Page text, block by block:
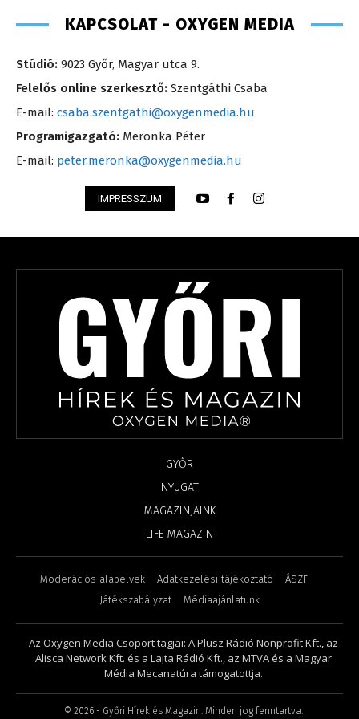
KAPCSOLAT - OXYGEN MEDIA
Stúdió: 9023 Győr, Magyar utca 9.
Felelős online szerkesztő: Szentgáthi Csaba
E-mail: csaba.szentgathi@oxygenmedia.hu
Programigazgató: Meronka Péter
E-mail: peter.meronka@oxygenmedia.hu
IMPRESSZUM
GYŐR
NYUGAT
MAGAZINJAINK
LIFE MAGAZIN
Moderációs alapelvek Adatkezelési tájékoztató
ÁSZF
Játékszabályzat
Médiaajánlatunk
Az Oxygen Media Csoport tagjai: A Plusz Rádió Nonprofit Kft., az
Alisca Network Kft. és a Lajta Rádió Kft., az MTVA és a Magyar
Média Mecanatúra támogatottja.
© 2026 - Győri Hírek és Magazin. Minden jog fenntartva.